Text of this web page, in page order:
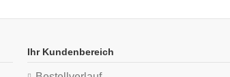
Ihr Kundenbereich